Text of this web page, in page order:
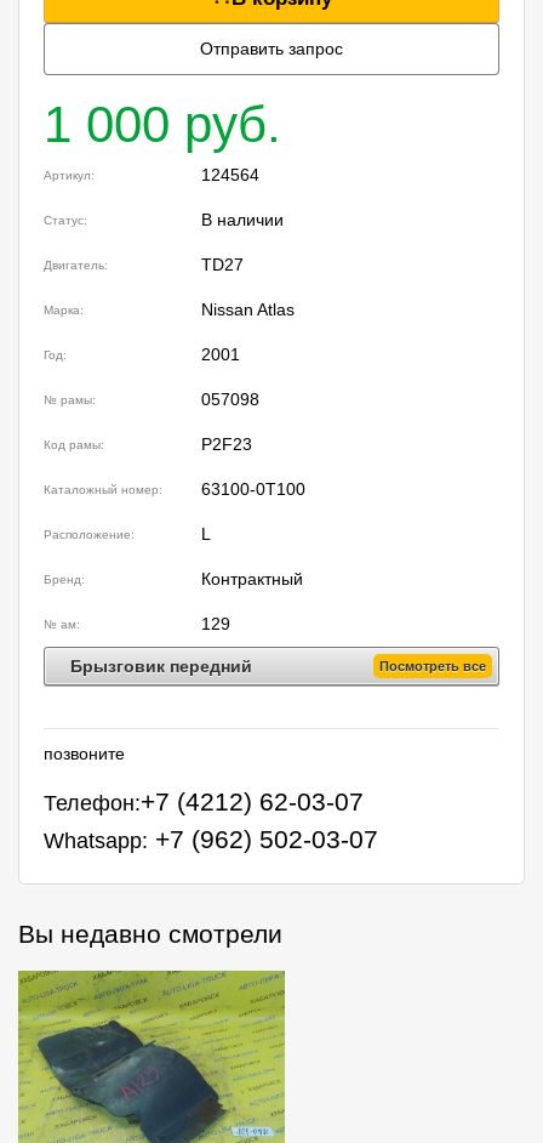
Отправить запрос
1 000 руб.
Артикул: 124564
Статус: В наличии
Двигатель: TD27
Марка: Nissan Atlas
Год: 2001
№ рамы: 057098
Код рамы: P2F23
Каталожный номер: 63100-0T100
Расположение: L
Бренд: Контрактный
№ ам: 129
Брызговик передний Посмотреть все
позвоните
Телефон:+7 (4212) 62-03-07
Whatsapp: +7 (962) 502-03-07
Вы недавно смотрели